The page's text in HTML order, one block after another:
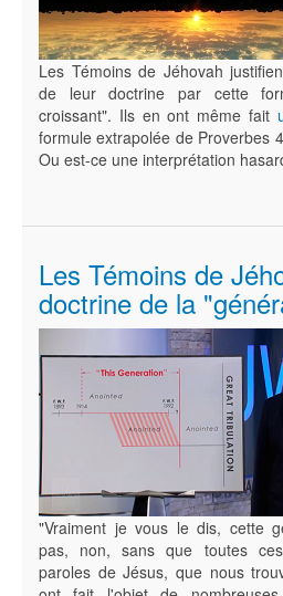
Les Témoins de Jéhovah
de leur doctrine par cette
croissant". Ils en ont même fait
formule extrapolée de Proverbes
Ou est-ce une interprétation
Les Témoins de
doctrine de la
"Vraiment je vous le dis, cette
pas, non, sans que toutes
paroles de Jésus, que nous